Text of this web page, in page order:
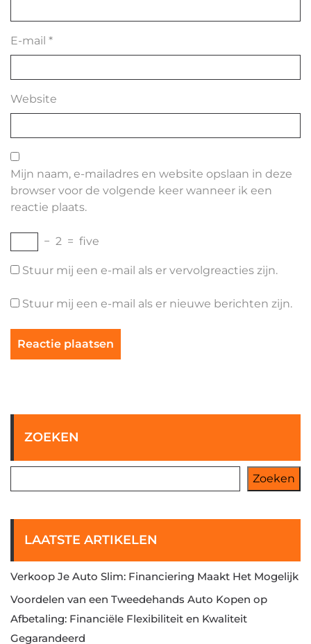
E-mail *
Website
Mijn naam, e-mailadres en website opslaan in deze
browser voor de volgende keer wanneer ik een
reactie plaats.
− 2 = five
Stuur mij een e-mail als er vervolgreacties zijn.
Stuur mij een e-mail als er nieuwe berichten zijn.
ZOEKEN
Zoeken
LAATSTE ARTIKELEN
Verkoop Je Auto Slim: Financiering Maakt Het Mogelijk
Voordelen van een Tweedehands Auto Kopen op
Afbetaling: Financiële Flexibiliteit en Kwaliteit
Gegarandeerd